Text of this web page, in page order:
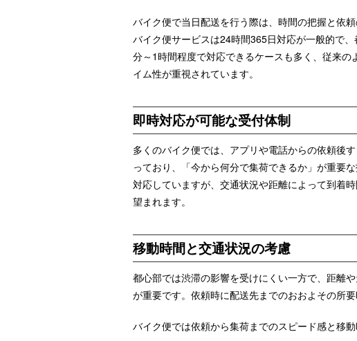
バイク便で当日配送を行う際は、時間の把握と依
バイク便サービスは24時間365日対応が一般的で
分～1時間程度で対応できるケースも多く、従来
イム性が重視されています。
即時対応が可能な受付体制
多くのバイク便では、アプリや電話からの依頼後
っており、「今から何分で集荷できるか」が重要
対応していますが、交通状況や距離によって到着
望まれます。
移動時間と交通状況の考慮
都心部では渋滞の影響を受けにくい一方で、距離
が重要です。依頼時に配送先までのおおよその所
バイク便では依頼から集荷までのスピード感と移